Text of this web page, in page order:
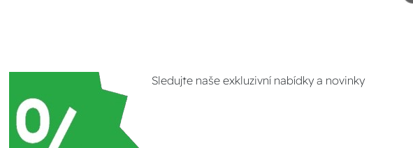
Sledujte naše exkluzivní nabídky a novinky